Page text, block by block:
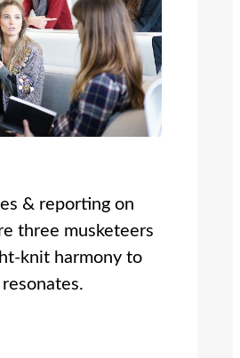
& reporting on
three musketeers
knit harmony to